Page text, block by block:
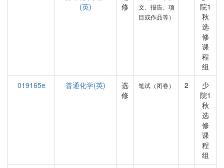
(英)
修
文、报告、项
目或作品等）
院1
秋
选
修
课
程
组
019165e
普通化学(英)
选
修
笔试（闭卷） 2
少
院1
秋
选
修
课
程
组